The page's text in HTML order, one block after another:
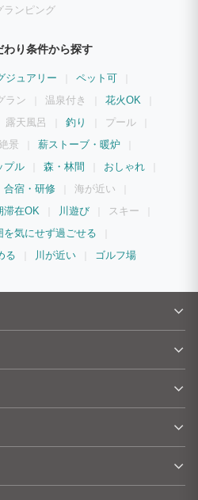
10名まで ◆トップシーズン ※GW・お盆、夏休
費込み、最大宿泊人数10名様） ◆日曜日 日
み、最大宿泊人数10名様） 大人1名様追加ご
生半額 中学生からは大人料金です。 ◆ペット
れないでください。 ◆連泊割 二泊以上連泊頂
は前後のご予約状況によりお受け出来ない事も
ーン価格のため薪はつきませんので、ご持参
ッセージにて事前にお申し付けください。 現
台風や大雪等の天候状況によってはレンタル
ご了承ください。 サウナ用の水着、ポンチョ
い。 ◆お支払い方法 銀行振込またはクレジッ
付） 支払い期日：ご予約確定後 1週間以内の
ンの申込方法■■ ペット同伴やオプションをご
えください。追加料金が必要な場合は、施設か
ランピング
わり条件から探す
ジュアリー
ペット可
ラン 温泉付き
花火OK
露天風呂 釣り
プール
景
薪ストーブ・暖炉
プル 森・林間
おしゃれ
合宿・研修
海が近い
滞在OK 川遊び
スキー
を気にせず過ごせる
る 川が近い ゴルフ場